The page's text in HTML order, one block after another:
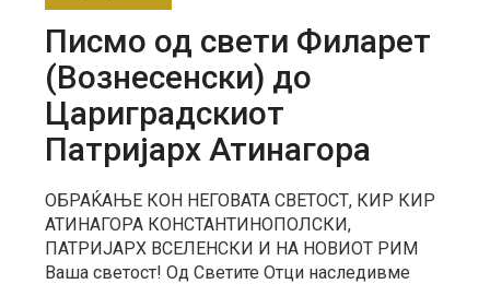
Писмо од свети Филарет
(Вознесенски) до
Цариградскиот
Патријарх Атинагора
ОБРАЌАЊЕ КОН НЕГОВАТА СВЕТОСТ, КИР КИР
АТИНАГОРА КОНСТАНТИНОПОЛСКИ,
ПАТРИЈАРХ ВСЕЛЕНСКИ И НА НОВИОТ РИМ
Ваша светост! Од Светите Отци наследивме